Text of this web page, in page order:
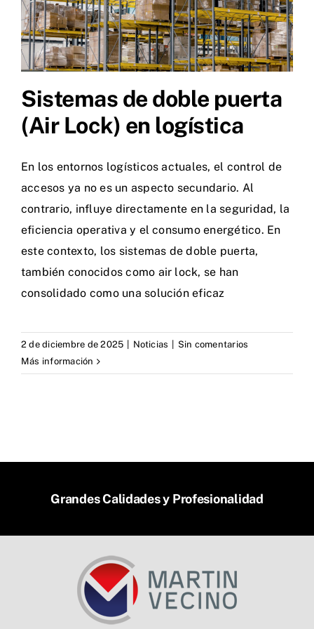
Sistemas de doble puerta
(Air Lock) en logística
En los entornos logísticos actuales, el control de
accesos ya no es un aspecto secundario. Al
contrario, influye directamente en la seguridad, la
eficiencia operativa y el consumo energético. En
este contexto, los sistemas de doble puerta,
también conocidos como air lock, se han
consolidado como una solución eficaz
2 de diciembre de 2025 Noticias
Sin comentarios
Más información
Grandes Calidades y Profesionalidad